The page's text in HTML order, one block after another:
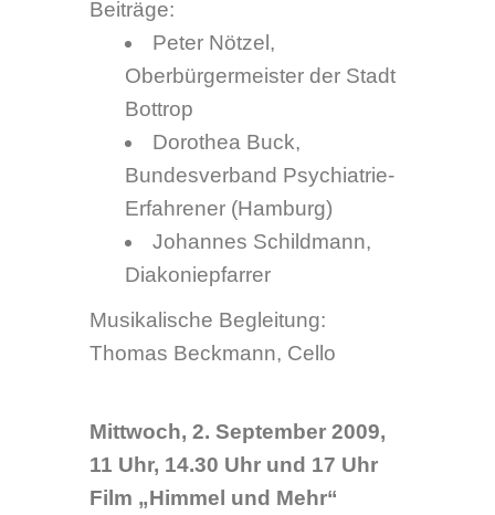
Diakoniepfarrer
Musikalische Begleitung:
Thomas Beckmann, Cello
Mittwoch, 2. September 2009,
11 Uhr, 14.30 Uhr und 17 Uhr
Film „Himmel und Mehr“
Blumenstraße 12-14, 46236
Bottrop
Ein Film über das Leben und
Bildhauerin ist ein Opfer der
Erbgesundheitsgesetze der
Nazis und Vorkämpferin einer